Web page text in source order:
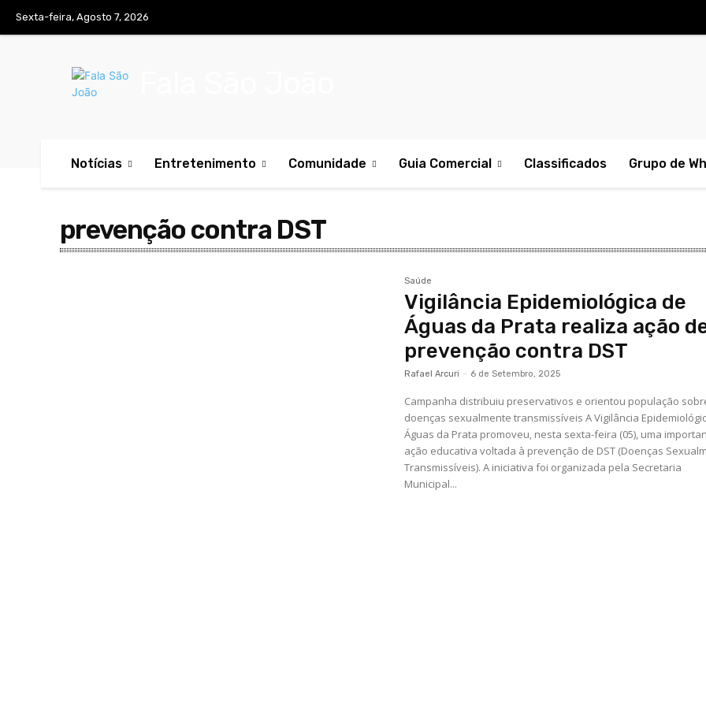
Sexta-feira, Agosto 7, 2026
Notícias Entretenimento Comunidade Guia Comercial Classificados Grupo de
prevenção contra DST
Saúde
Vigilância Epidemiológica de
Águas da Prata realiza ação
prevenção contra DST
Rafael Arcuri - 6 de Setembro, 2025
Campanha distribuiu preservativos e orientou população
doenças sexualmente transmissíveis A Vigilância Epidemiológica de
Águas da Prata promoveu, nesta sexta-feira (05), uma
ação educativa voltada à prevenção de DST (Doenças
Transmissíveis). A iniciativa foi organizada pela Secretaria
Municipal...